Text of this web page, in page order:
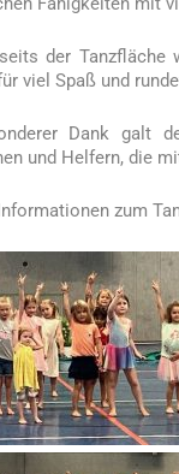
der Tanzfläche
viel Spaß und
Dank galt
und Helfern, die
zum